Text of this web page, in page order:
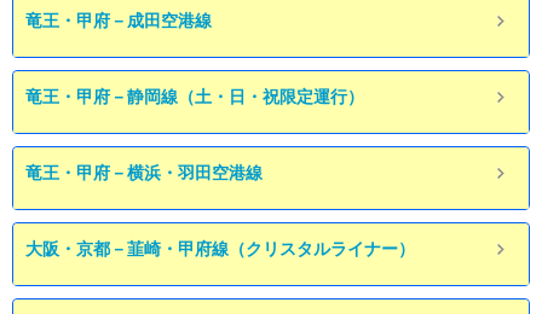
竜王・甲府－成田空港線
竜王・甲府－静岡線（土・日・祝限定運行）
竜王・甲府－横浜・羽田空港線
大阪・京都－韮崎・甲府線（クリスタルライナー）